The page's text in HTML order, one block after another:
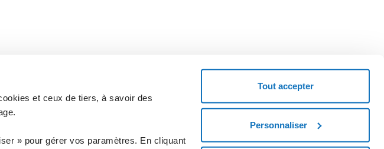
et ceux de tiers, à savoir des
» pour gérer vos paramètres. En cliquant
Tout accepter
Personnaliser
Vous n'êtes pas client ? Demandez un code coupon et essayez le service.
COMMENCEZ MAINTENANT